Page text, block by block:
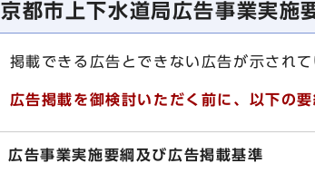
京都市上下水道局広告事業実施
掲載できる広告とできない広告が示されて
広告掲載を御検討いただく前に、以下の
広告事業実施要綱及び広告掲載基準